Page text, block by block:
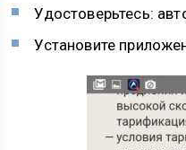
Удостоверьтесь:
Установите